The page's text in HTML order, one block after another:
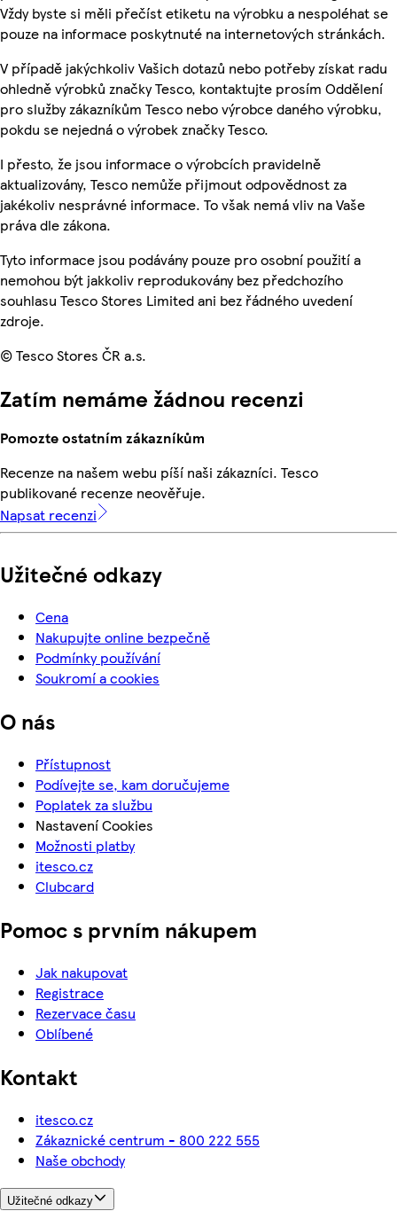
Vždy byste si měli přečíst etiketu na výrobku a nespoléhat se
pouze na informace poskytnuté na internetových stránkách.
V případě jakýchkoliv Vašich dotazů nebo potřeby získat radu
ohledně výrobků značky Tesco, kontaktujte prosím Oddělení
pro služby zákazníkům Tesco nebo výrobce daného výrobku,
pokdu se nejedná o výrobek značky Tesco.
I přesto, že jsou informace o výrobcích pravidelně
aktualizovány, Tesco nemůže přijmout odpovědnost za
jakékoliv nesprávné informace. To však nemá vliv na Vaše
práva dle zákona.
Tyto informace jsou podávány pouze pro osobní použití a
nemohou být jakkoliv reprodukovány bez předchozího
souhlasu Tesco Stores Limited ani bez řádného uvedení
zdroje.
© Tesco Stores ČR a.s.
Zatím nemáme žádnou recenzi
Pomozte ostatním zákazníkům
Recenze na našem webu píší naši zákazníci. Tesco
publikované recenze neověřuje.
Napsat recenzi
Užitečné odkazy
Cena
Nakupujte online bezpečně
Podmínky používání
Soukromí a cookies
O nás
Přístupnost
Podívejte se, kam doručujeme
Poplatek za službu
Nastavení Cookies
Možnosti platby
itesco.cz
Clubcard
Pomoc s prvním nákupem
Jak nakupovat
Registrace
Rezervace času
Oblíbené
Kontakt
itesco.cz
Zákaznické centrum - 800 222 555
Naše obchody
Užitečné odkazy